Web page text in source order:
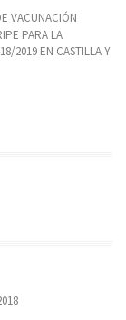
VACUNACIÓN
PARA LA
2019 EN CASTILLA Y